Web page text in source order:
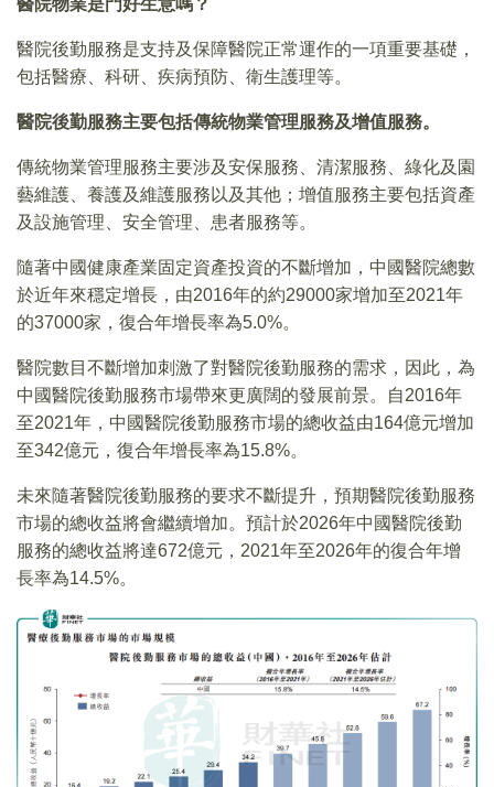
醫院後勤服務是支持及保障醫院正常運作的一項重要基礎，
包括醫療、科研、疾病預防、衛生護理等。
醫院後勤服務主要包括傳統物業管理服務及增值服務。
傳統物業管理服務主要涉及安保服務、清潔服務、綠化及園
藝維護、養護及維護服務以及其他；增值服務主要包括資產
及設施管理、安全管理、患者服務等。
隨著中國健康產業固定資產投資的不斷增加，中國醫院總數
於近年來穩定增長，由2016年的約29000家增加至2021年
的37000家，復合年增長率為5.0%。
醫院數目不斷增加刺激了對醫院後勤服務的需求，因此，為
中國醫院後勤服務市場帶來更廣闊的發展前景。自2016年
至2021年，中國醫院後勤服務市場的總收益由164億元增加
至342億元，復合年增長率為15.8%。
未來隨著醫院後勤服務的要求不斷提升，預期醫院後勤服務
市場的總收益將會繼續增加。預計於2026年中國醫院後勤
服務的總收益將達672億元，2021年至2026年的復合年增
長率為14.5%。